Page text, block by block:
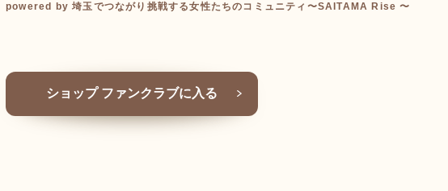
powered by 埼玉でつながり挑戦する女性たちのコミュニティ〜SAITAMA Rise 〜
ショップ ファンクラブに入る